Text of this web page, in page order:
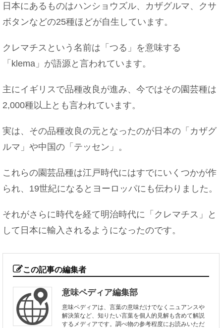
日本にあるものはハンショウズル、カザグルマ、クサ
ボタンなどの25種ほどが自生しています。
クレマチスという名前は「つる」を意味する
「klema」が語源と言われています。
主にイギリスで品種改良が進み、今ではその園芸種は
2,000種以上とも言われています。
実は、その品種改良の元となったのが日本の「カザグ
ルマ」や中国の「テッセン」。
これらの園芸品種は江戸時代にはすでにいくつかが作
られ、19世紀になるとヨーロッパにも伝わりました。
それがさらに時代を経て明治時代に「クレマチス」と
して日本に輸入されるようになったのです。
この記事の編集者
意味ペディア編集部
意味ペディアは、言葉の意味だけでなくニュアンスや
解決策など、知りたい言葉を個人的見解も含めて解説
するメディアです。調べ物の参考程度にお読みいただ